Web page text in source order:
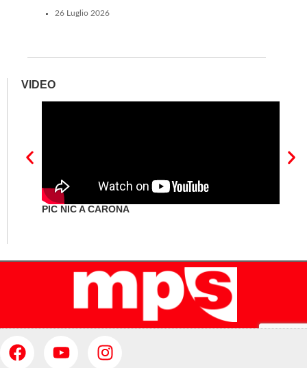
26 Luglio 2026
VIDEO
PIC NIC A CARONA